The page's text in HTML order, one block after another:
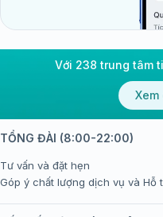
Với 238 trung tâm
Xem
TỔNG ĐÀI (8:00-22:00)
Tư vấn và đặt hẹn
Góp ý chất lượng dịch vụ và Hỗ